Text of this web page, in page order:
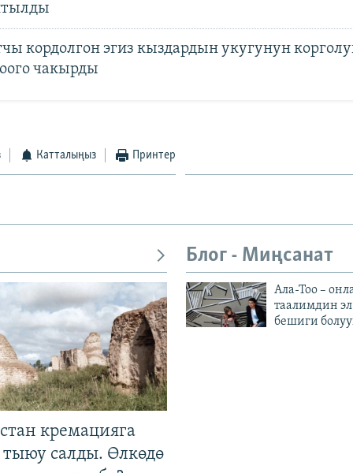
кордолгон эгиз кыздардын укугунун
чакырды
Катталыңыз Принтер
кремацияга
салды. Өлкөдө
Блог - Миңсанат
Ала-Тоо –
таалимдин
бешиги